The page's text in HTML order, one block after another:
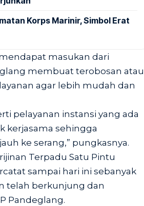
Korps Marinir, Simbol Erat
masukan dari
membuat terobosan atau
agar lebih mudah dan
pelayanan instansi yang ada
kerjasama sehingga
ke serang,” pungkasnya.
Terpadu Satu Pintu
sampai hari ini sebanyak
telah berkunjung dan
Pandeglang.